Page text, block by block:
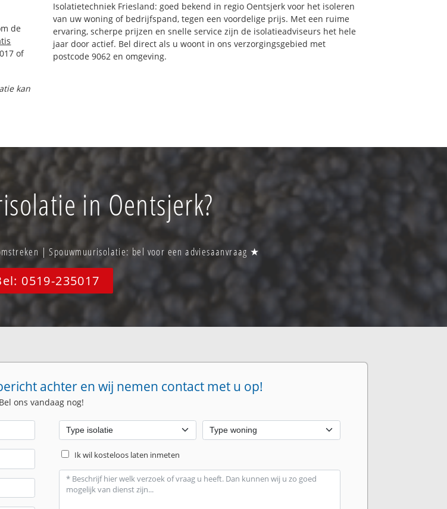
de
of
kan
Isolatietechniek Friesland: goed bekend in regio Oentsjerk voor het isoleren
van uw woning of bedrijfspand, tegen een voordelige prijs. Met een ruime
ervaring, scherpe prijzen en snelle service zijn de isolatieadviseurs het hele
jaar door actief. Bel direct als u woont in ons verzorgingsgebied met
postcode 9062 en omgeving.
in Oentsjerk?
| Spouwmuurisolatie: bel voor een adviesaanvraag ★
0519-235017
achter en wij nemen contact met u op!
ons vandaag nog!
Ik wil kosteloos laten inmeten